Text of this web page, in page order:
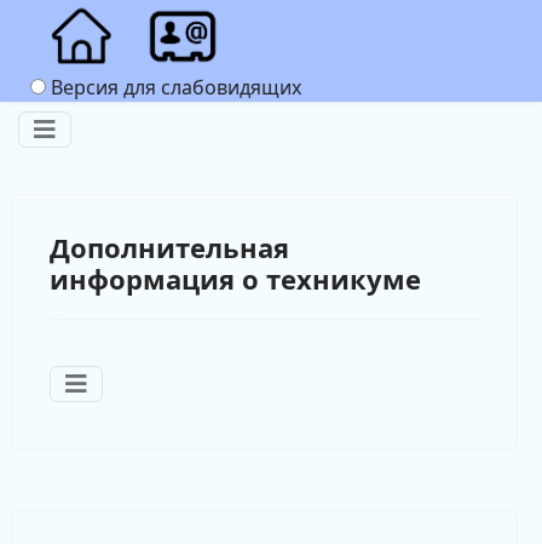
Версия для слабовидящих
Дополнительная
информация о техникуме